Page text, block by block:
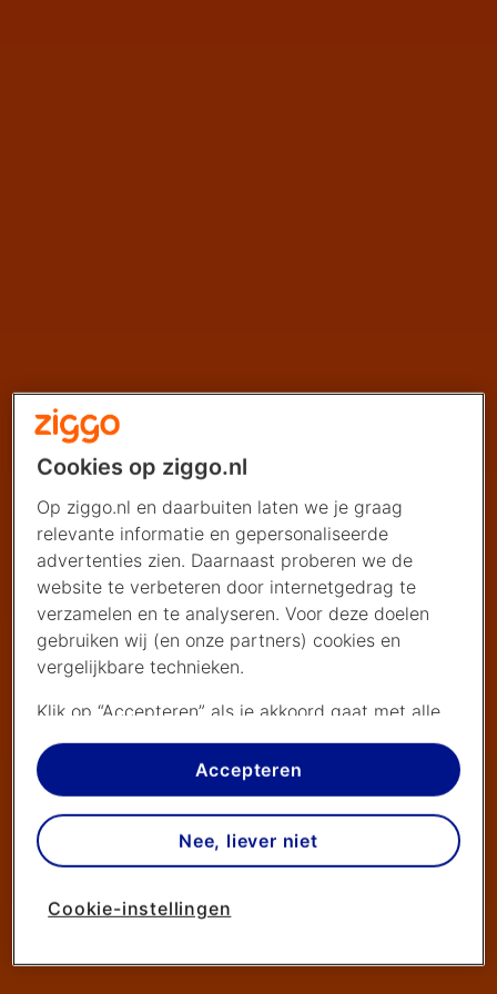
Cookies op ziggo.nl
Op ziggo.nl en daarbuiten laten we je graag
relevante informatie en gepersonaliseerde
advertenties zien. Daarnaast proberen we de
website te verbeteren door internetgedrag te
verzamelen en te analyseren. Voor deze doelen
gebruiken wij (en onze partners) cookies en
vergelijkbare technieken.
Klik op “Accepteren” als je akkoord gaat met alle
cookies. Kies je voor “Nee, liever niet”, dan
plaatsen we alleen strikt noodzakelijke cookies om
de website goed te laten werken. Dat betekent
dat we geen vormen van personalisatie
toepassen.
cookies worden geplaatst. Je kan je keuze altijd
privacy beleidlees je meer over hoe we omgaan
Accepteren
Nee, liever niet
Cookie-instellingen